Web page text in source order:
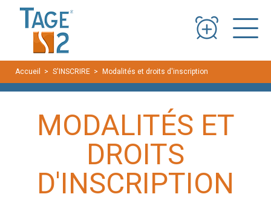
Accueil S'INSCRIRE Modalités et droits d'inscription
MODALITÉS ET
DROITS
D'INSCRIPTION
Panneau de gestion des cookies